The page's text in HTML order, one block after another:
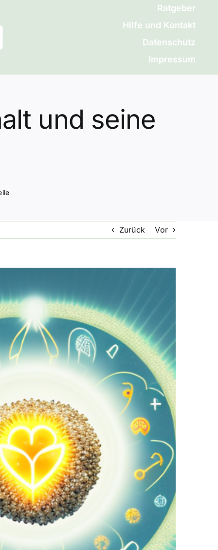
Ratgeber
Hilfe und Kontakt
Datenschutz
Impressum
und seine
Zurück Vor